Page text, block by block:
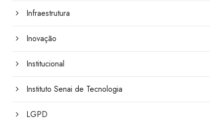
Infraestrutura
Inovação
Institucional
Instituto Senai de Tecnologia
LGPD